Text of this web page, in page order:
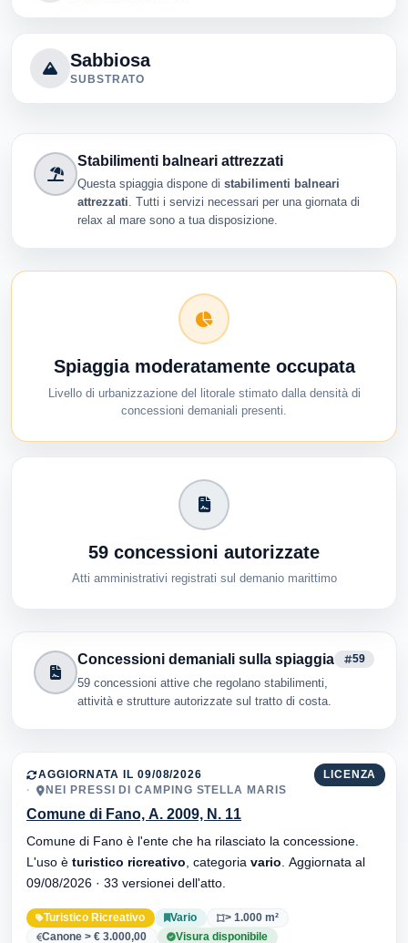
Sabbiosa
SUBSTRATO
Stabilimenti balneari attrezzati
Questa spiaggia dispone di stabilimenti balneari
attrezzati. Tutti i servizi necessari per una giornata di
relax al mare sono a tua disposizione.
Spiaggia moderatamente occupata
Livello di urbanizzazione del litorale stimato dalla densità di
concessioni demaniali presenti.
59 concessioni autorizzate
Atti amministrativi registrati sul demanio marittimo
Concessioni demaniali sulla spiaggia
59 concessioni attive che regolano stabilimenti,
attività e strutture autorizzate sul tratto di costa.
59
LICENZA
AGGIORNATA IL 09/08/2026
NEI PRESSI DI CAMPING STELLA MARIS
Comune di Fano, A. 2009, N. 11
Comune di Fano è l'ente che ha rilasciato la concessione.
L'uso è turistico ricreativo , categoria vario
09/08/2026 · 33 versionei dell'atto.
Turistico Ricreativo Vario
> 1.000 m²
Canone > € 3.000,00
Visura disponibile